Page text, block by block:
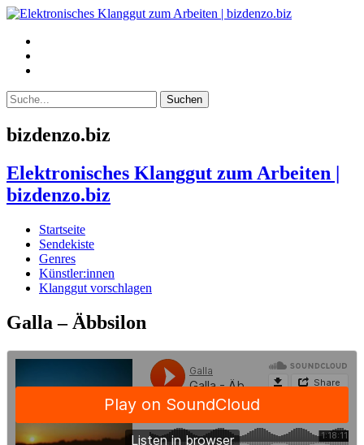
bizdenzo.biz
Elektronisches Klanggut zum Arbeiten |
bizdenzo.biz
Startseite
Sendekiste
Genres
Künstler:innen
Klanggut vorschlagen
Galla – Äbbsilon